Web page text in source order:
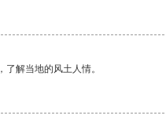
解当地的风土人情。